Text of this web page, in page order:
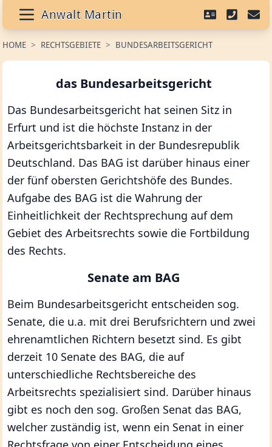
Anwalt Martin
HOME > RECHTSGEBIETE > BUNDESARBEITSGERICHT
das Bundesarbeitsgericht
Das Bundesarbeitsgericht hat seinen Sitz in
Erfurt und ist die höchste Instanz in der
Arbeitsgerichtsbarkeit in der Bundesrepublik
Deutschland. Das BAG ist darüber hinaus einer
der fünf obersten Gerichtshöfe des Bundes.
Aufgabe des BAG ist die Wahrung der
Einheitlichkeit der Rechtsprechung auf dem
Gebiet des Arbeitsrechts sowie die Fortbildung
des Rechts.
Senate am BAG
Beim Bundesarbeitsgericht entscheiden sog.
Senate, die u.a. mit drei Berufsrichtern und zwei
ehrenamtlichen Richtern besetzt sind. Es gibt
derzeit 10 Senate des BAG, die auf
unterschiedliche Rechtsbereiche des
Arbeitsrechts spezialisiert sind. Darüber hinaus
gibt es noch den sog. Großen Senat das BAG,
welcher zuständig ist, wenn ein Senat in einer